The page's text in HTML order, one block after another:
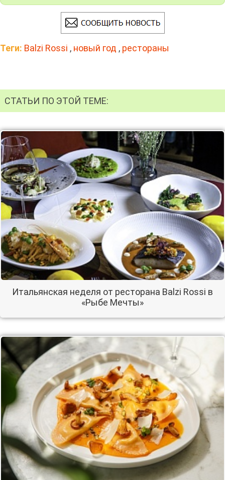
Теги: Balzi Rossi , новый год , рестораны
СТАТЬИ ПО ЭТОЙ ТЕМЕ:
Итальянская неделя от ресторана Balzi Rossi в
«Рыбе Мечты»